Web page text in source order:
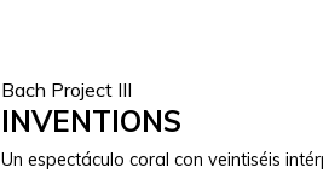
Bach Project III
INVENTIONS
Un espectáculo coral con veintiséis